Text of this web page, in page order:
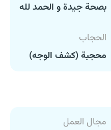
بصحة جيدة و الحمد لله
الحجاب
محجبة (كشف الوجه)
مجال العمل